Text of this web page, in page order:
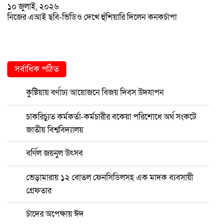
১০ জুলাই, ২০২৬
নিজের এআই ছবি-ভিডিও দেখে হুঁশিয়ারি দিলেন কনকচাঁপা
সর্বাধিক পঠিত
কুষ্টিয়ায় বর্ণাঢ্য আয়োজনে বিজয় দিবস উদযাপন
চাকরিচ্যুত কর্মকর্তা-কর্মচারীর বকেয়া পরিশোধে অর্থ সংকটে
জাতীয় বিশ্ববিদ্যালয়
বর্ণিল জয়নুল উৎসব
ভেড়ামারায় ১২ বোতল ফেনসিডিলসহ এক মাদক ব্যবসায়ী
গ্রেফতার
চাঁদের অপেক্ষায় ঈদ